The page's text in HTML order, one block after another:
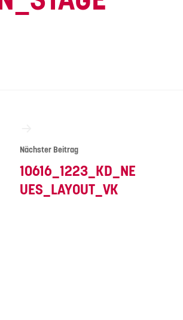
Nächster Beitrag
10616_1223_KD_NE
UES_LAYOUT_VK